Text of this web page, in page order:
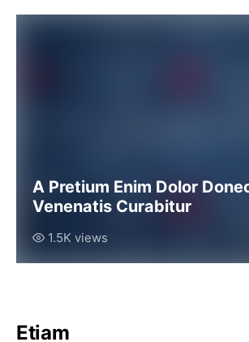
A Pretium Enim Dolor
Venenatis Curabitur
1.5K views
Etiam